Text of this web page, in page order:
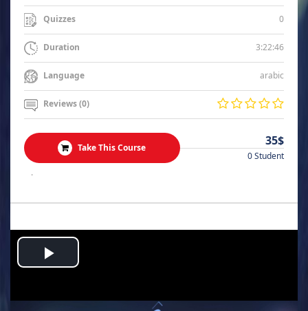
Quizzes 0
Duration 3:22:46
Language arabic
Reviews (0)
Take This Course 35$
0 Student
.
Play
Video